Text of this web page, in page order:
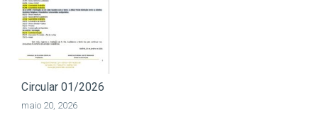
Circular 01/2026
maio 20, 2026